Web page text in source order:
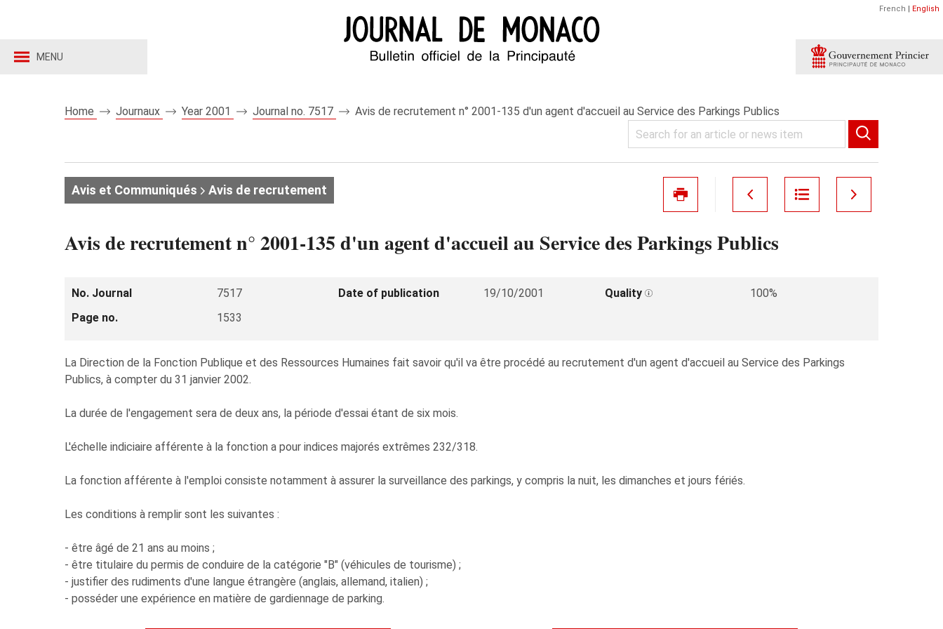
MENU
French | English
Home Journaux Year 2001 Journal no. 7517 Avis de recrutement n° 2001-135 d'un agent d'accueil au Service des Parkings Publics
Avis et Communiqués Avis de recrutement
Avis de recrutement n° 2001-135 d'un agent d'accueil au Service des Parkings Publics
No. Journal 7517 Date of publication 19/10/2001 Quality
100%
Page no.
1533
La Direction de la Fonction Publique et des Ressources Humaines fait savoir qu'il va être procédé au recrutement d'un agent d'accueil au Service des Parkings
Publics, à compter du 31 janvier 2002.
La durée de l'engagement sera de deux ans, la période d'essai étant de six mois.
L'échelle indiciaire afférente à la fonction a pour indices majorés extrêmes 232/318.
La fonction afférente à l'emploi consiste notamment à assurer la surveillance des parkings, y compris la nuit, les dimanches et jours fériés.
Les conditions à remplir sont les suivantes :
- être âgé de 21 ans au moins ;
- être titulaire du permis de conduire de la catégorie "B" (véhicules de tourisme) ;
- justifier des rudiments d'une langue étrangère (anglais, allemand, italien) ;
- posséder une expérience en matière de gardiennage de parking.